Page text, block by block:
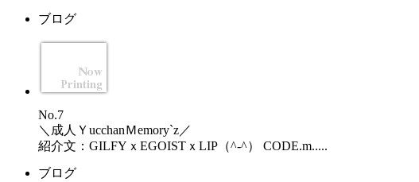
ブログ
No.7
＼成人ＹucchanＭemory`z／
紹介文：GILFYｘEGOISTｘLIP（^-^） CODE.m.....
ブログ